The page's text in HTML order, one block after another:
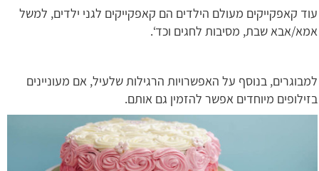
עוד קאפקייקים מעולם הילדים הם קאפקייקים לגני ילדים, למשל
אמא/אבא שבת, מסיבות לחגים וכד‘.
למבוגרים, בנוסף על האפשרויות הרגילות שלעיל, אם מעוניינים
בזילופים מיוחדים אפשר להזמין גם אותם.